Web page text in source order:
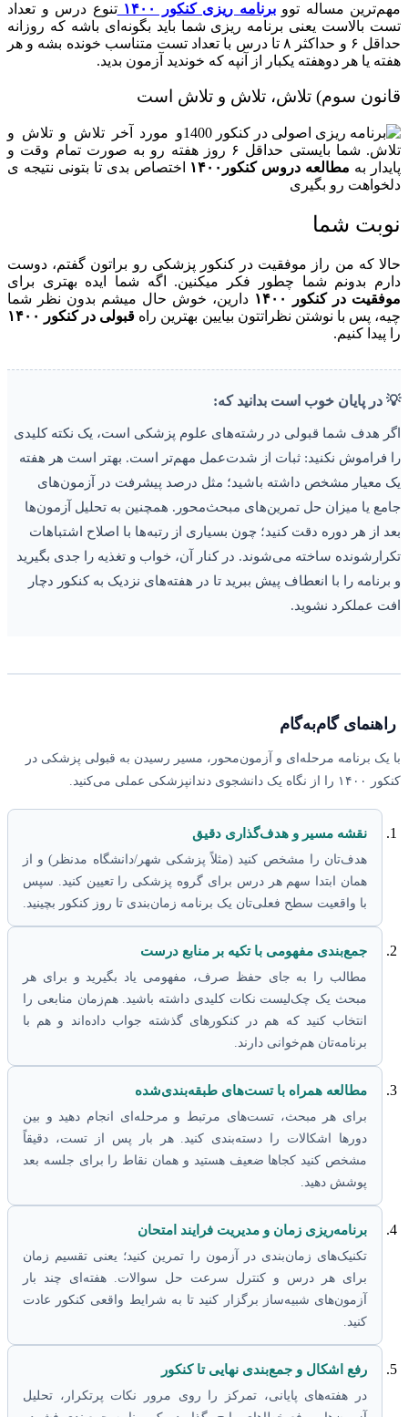
مهم‌ترین مساله تووبرنامه ریزی کنکور ۱۴۰۰
تنوع درس و تعداد
تست بالاست یعنی برنامه ریزی شما باید بگونه‌ای باشه که روزانه
حداقل ۶ و حداکثر ۸ تا درس با تعداد تست متناسب خونده بشه و هر
هفته یا هر دوهفته یکبار از آنپه که خوندید آزمون بدید.
قانون سوم) تلاش، تلاش و تلاش است
و مورد آخر تلاش و تلاش و
تلاش. شما بایستی حداقل ۶ روز هفته رو به صورت تمام وقت و
پایدار به مطالعه دروس کنکور۱۴۰۰
اختصاص بدی تا بتونی نتیجه ی
دلخواهت رو بگیری
نوبت شما
حالا که من راز موفقیت در کنکور پزشکی رو براتون گفتم، دوست
دارم بدونم شما چطور فکر میکنین. اگه شما ایده بهتری برای
موفقیت در کنکور ۱۴۰۰
دارین، خوش حال میشم بدون نظر شما
چیه، پس با نوشتن نظراتتون بیایین بهترین راه قبولی در کنکور ۱۴۰۰
را پیدا کنیم.
💡 در پایان خوب است بدانید که:
اگر هدف شما قبولی در رشته‌های علوم پزشکی است، یک نکته کلیدی
را فراموش نکنید: ثبات از شدت‌عمل مهم‌تر است. بهتر است هر هفته
یک معیار مشخص داشته باشید؛ مثل درصد پیشرفت در آزمون‌های
جامع یا میزان حل تمرین‌های مبحث‌محور. همچنین به تحلیل آزمون‌ها
بعد از هر دوره دقت کنید؛ چون بسیاری از رتبه‌ها با اصلاح اشتباهات
تکرارشونده ساخته می‌شوند. در کنار آن، خواب و تغذیه را جدی بگیرید
و برنامه را با انعطاف پیش ببرید تا در هفته‌های نزدیک به کنکور دچار
افت عملکرد نشوید.
راهنمای گام‌به‌گام
با یک برنامه مرحله‌ای و آزمون‌محور، مسیر رسیدن به قبولی پزشکی در
کنکور ۱۴۰۰ را از نگاه یک دانشجوی دندانپزشکی عملی می‌کنید.
نقشه مسیر و هدف‌گذاری دقیق
هدف‌تان را مشخص کنید (مثلاً پزشکی شهر/دانشگاه مدنظر) و از
همان ابتدا سهم هر درس برای گروه پزشکی را تعیین کنید. سپس
با واقعیت سطح فعلی‌تان یک برنامه زمان‌بندی تا روز کنکور بچینید.
جمع‌بندی مفهومی با تکیه بر منابع درست
مطالب را به جای حفظ صرف، مفهومی یاد بگیرید و برای هر
مبحث یک چک‌لیست نکات کلیدی داشته باشید. هم‌زمان منابعی را
انتخاب کنید که هم در کنکورهای گذشته جواب داده‌اند و هم با
برنامه‌تان هم‌خوانی دارند.
مطالعه همراه با تست‌های طبقه‌بندی‌شده
برای هر مبحث، تست‌های مرتبط و مرحله‌ای انجام دهید و بین
دورها اشکالات را دسته‌بندی کنید. هر بار پس از تست، دقیقاً
مشخص کنید کجاها ضعیف هستید و همان نقاط را برای جلسه بعد
پوشش دهید.
برنامه‌ریزی زمان و مدیریت فرایند امتحان
تکنیک‌های زمان‌بندی در آزمون را تمرین کنید؛ یعنی تقسیم زمان
برای هر درس و کنترل سرعت حل سوالات. هفته‌ای چند بار
آزمون‌های شبیه‌ساز برگزار کنید تا به شرایط واقعی کنکور عادت
کنید.
رفع اشکال و جمع‌بندی نهایی تا کنکور
در هفته‌های پایانی، تمرکز را روی مرور نکات پرتکرار، تحلیل